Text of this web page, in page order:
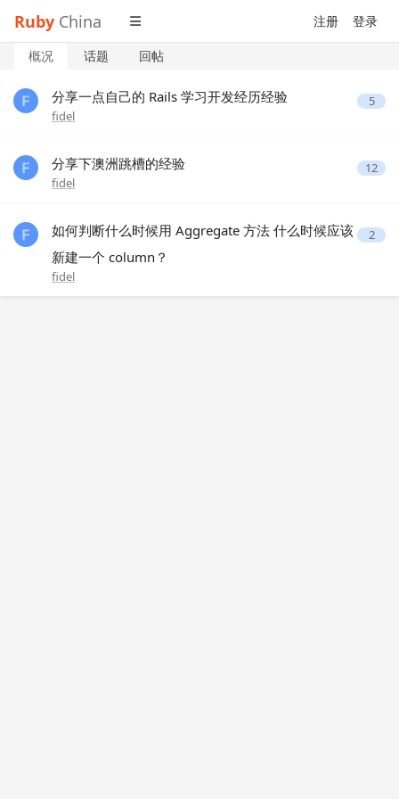
Ruby China 注册 登录
概况 话题 回帖
分享一点自己的 Rails 学习开发经历经验
fidel
5
分享下澳洲跳槽的经验
fidel
12
如何判断什么时候用 Aggregate 方法 什么时候应该
新建一个 column？
fidel
2